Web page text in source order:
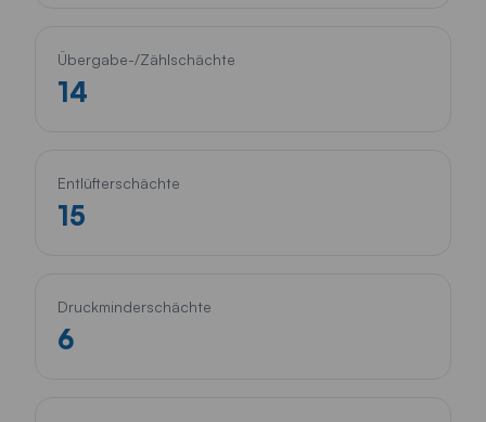
Übergabe-/Zählschächte
14
Entlüfterschächte
15
Druckminderschächte
6